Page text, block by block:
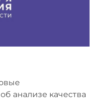
анализе качества